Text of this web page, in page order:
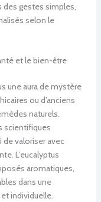
des gestes simples,
selon le
et le bien-être
une aura de mystère
ou d’anciens
naturels.
scientifiques
valoriser avec
L’eucalyptus
aromatiques,
dans une
individuelle.